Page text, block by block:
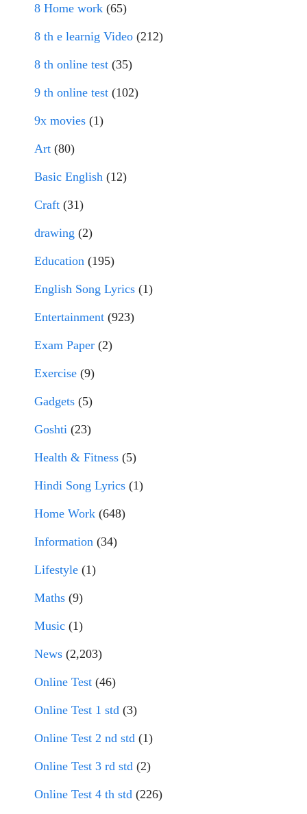
8 Home work (65)
8 th e learnig Video (212)
8 th online test (35)
9 th online test (102)
9x movies (1)
Art (80)
Basic English (12)
Craft (31)
drawing (2)
Education (195)
English Song Lyrics (1)
Entertainment (923)
Exam Paper (2)
Exercise (9)
Gadgets (5)
Goshti (23)
Health & Fitness (5)
Hindi Song Lyrics (1)
Home Work (648)
Information (34)
Lifestyle (1)
Maths (9)
Music (1)
News (2,203)
Online Test (46)
Online Test 1 std (3)
Online Test 2 nd std (1)
Online Test 3 rd std (2)
Online Test 4 th std (226)